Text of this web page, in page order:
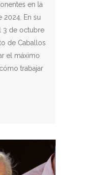
en la
2024. En su
3 de octubre
de Caballos
el máximo
trabajar